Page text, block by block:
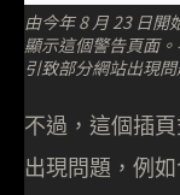
由今年 8 月 23 日開
顯示這個警告頁面
引致部分網站出現問
不過，這個插
出現問題，例